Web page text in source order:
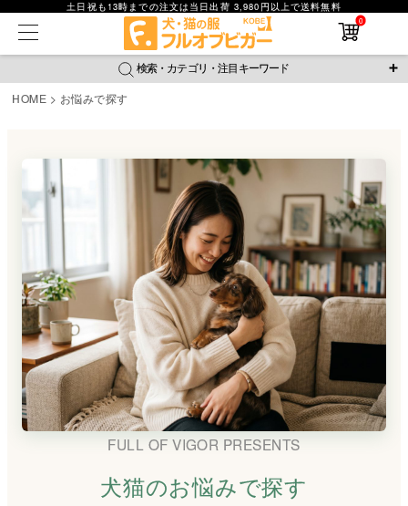
土日祝も13時までの注文は当日出荷 3,980円以上で送料無料
0
検索・カテゴリ・注目キーワード
おそろコーデ 背中開きアイテム
新作アイテム
返品・交換について ご利用ガイド
在庫なし商品を表示しない
商品番号
検索
HOME お悩みで探す
FULL OF VIGOR PRESENTS
犬猫のお悩みで探す